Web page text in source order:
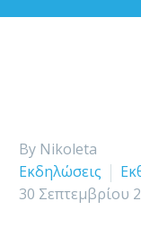
By Nikoleta
Εκδηλώσεις
30 Σεπτεμβρίου